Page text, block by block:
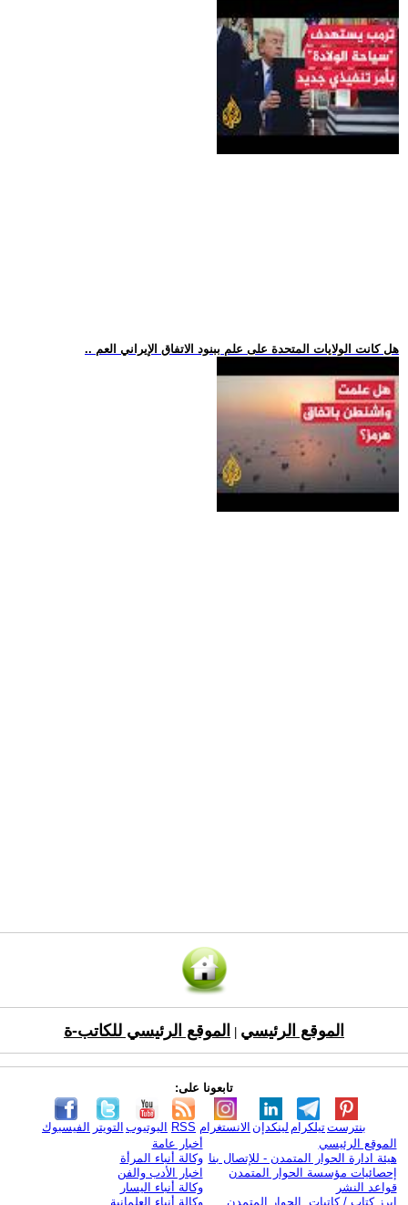
.. هل كانت الولايات المتحدة على علم ببنود الاتفاق الإيراني العم
الموقع الرئيسي الموقع الرئيسي للكاتب-ة
تابعونا على:
الفيسبوك التويتر اليوتيوب RSS الانستغرام لينكدإن تيلكرامبنترست
الموقع الرئيسي
هيئة ادارة الحوار المتمدن - للإتصال بنا
إحصائيات مؤسسة الحوار المتمدن
قواعد النشر
ابرز كتاب / كاتبات الحوار المتمدن
أخبار عامة
وكالة أنباء المرأة
اخبار الأدب والفن
وكالة أنباء اليسار
وكالة أنباء العلمانية